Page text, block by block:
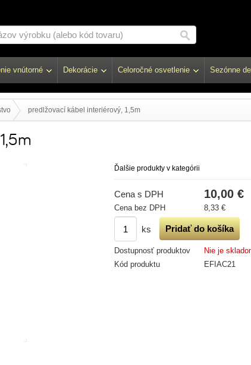
vnútorné Dekorácie Celoročné osvetlenie Sezónne
predlžovací kábel interiérový, 1,5m
Ďalšie produkty v kategórii
Cena s DPH 10,00 €
Cena bez DPH 8,33 €
ks
Dostupnosť produktov
Nie je
Kód produktu
EFIAC21